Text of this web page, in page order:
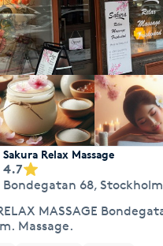
Sakura Relax Massage
4.7
Bondegatan 68, Stockholm
MASSAGE Bondegatan 68
Massage.